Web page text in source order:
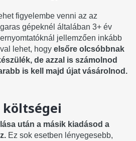
figyelembe venni az az
gépeknél általában 3+ év
jellemzően inkább
lehet, hogyelsőre olcsóbbnak
de azzal is számolnod
is kell majd újat vásárolnod.
után a másik kiadásod a
Ez sok esetben lényegesebb,